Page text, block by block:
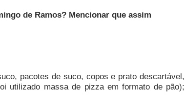
de Ramos? Mencionar que assim
pacotes de suco, copos e prato descartável,
utilizado massa de pizza em formato de pão);